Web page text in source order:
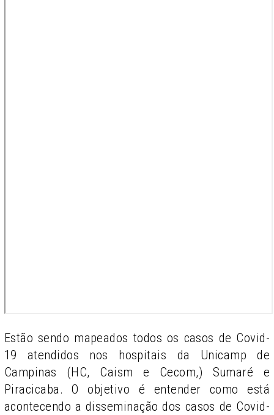
Estão sendo mapeados todos os casos de Covid-
19 atendidos nos hospitais da Unicamp de
Campinas (HC, Caism e Cecom,) Sumaré e
Piracicaba. O objetivo é entender como está
acontecendo a disseminação dos casos de Covid-